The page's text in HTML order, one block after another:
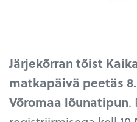
Järjekõrran tõist
matkapäivä peetäs
Võromaa lõunatipun.